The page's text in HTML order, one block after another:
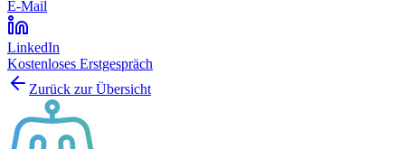
E-Mail
LinkedIn
Kostenloses Erstgespräch
Zurück zur Übersicht